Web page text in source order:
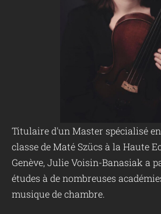
Titulaire d'un Master spécialisé
classe de Maté Szücs à la Haute
Genève, Julie Voisin-Banasiak a
études à de nombreuses
musique de chambre.